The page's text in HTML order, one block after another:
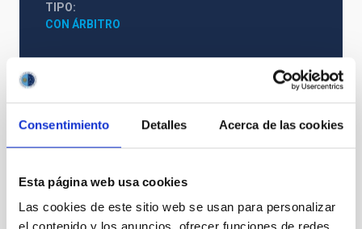
Consentimiento Detalles Acerca de las cookies
Esta página web usa cookies
Las cookies de este sitio web se usan para personalizar
TIPO
CON ÁRBITRO
Física estelar e interestelar (FEEI)